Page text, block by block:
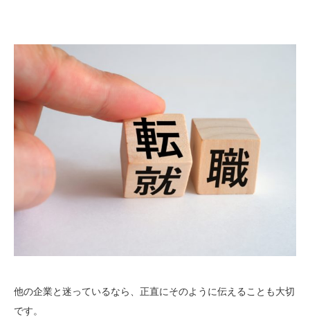
他の企業と迷っているなら、正直にそのように伝えることも大切
です。